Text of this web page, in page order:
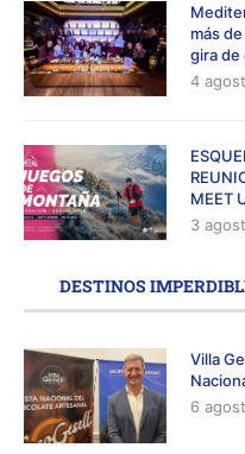
más
gira de
4
MEET
3
DESTINOS
Villa
6